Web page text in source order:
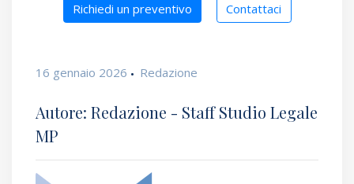
Richiedi un preventivo Contattaci
16 gennaio 2026 Redazione
Autore: Redazione - Staff Studio Legale
MP